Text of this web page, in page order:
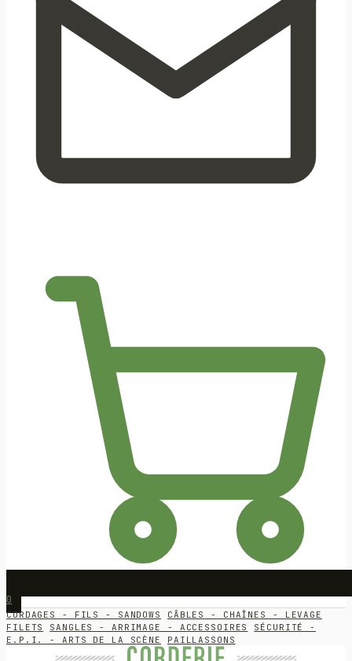
0
CORDAGES - FILS - SANDOWS
CÂBLES - CHAÎNES - LEVAGE
FILETS
SANGLES - ARRIMAGE - ACCESSOIRES
SÉCURITÉ -
E.P.I. - ARTS DE LA SCÈNE
PAILLASSONS